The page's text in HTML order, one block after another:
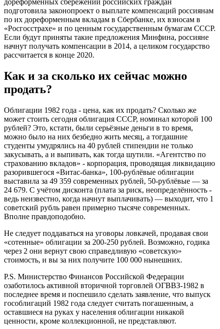
дореформенных сбережений российских граждан
подготовила законопроект о выплате компенсаций россиянам
по их дореформенным вкладам в Сбербанке, их взносам в
«Росгосстрахе» и по ценным государственным бумагам СССР.
Если будут приняты такие предложения Минфина, россияне
начнут получать компенсации в 2014, а целиком государство
рассчитается в конце 2020.
Как и за сколько их сейчас можно
продать?
Облигации 1982 года - цена, как их продать? Сколько же
может стоить сегодня облигация СССР, номинал которой 100
рублей? Это, кстати, были серьёзные деньги в то время,
можно было на них безбедно жить месяц, а тогдашние
студенты умудрялись на 40 рублей стипендии не только
закусывать, а и выпивать, как тогда шутили. «Агентство по
страхованию вкладов» - корпорация, проводящая ликвидацию
разорившегося «Витас-банка», 100-рублёвые облигации
выставила за 49 359 современных рублей, 50-рублёвые — за
24 679. С учётом дисконта (плата за риск, неопределённость -
ведь неизвестно, когда начнут выплачивать) — выходит, что 1
советский рубль равен примерно тысяче современных.
Вполне правдоподобно.
Не следует поддаваться на уговоры ловкачей, продавая свои
«сотенные» облигации за 200-250 рублей. Возможно, годика
через 2 они вернут свою справедливую «советскую»
стоимость, и вы за них получите 100 000 нынешних.
P.S. Министерство Финансов Российской Федерации
озаботилось активной вторичной торговлей ОГВВЗ-1982 в
последнее время и поспешило сделать заявление, что выпуск
гособлигаций 1982 года следует считать погашенным, а
оставшиеся на руках у населения облигации никакой
ценности, кроме коллекционной, не представляют.